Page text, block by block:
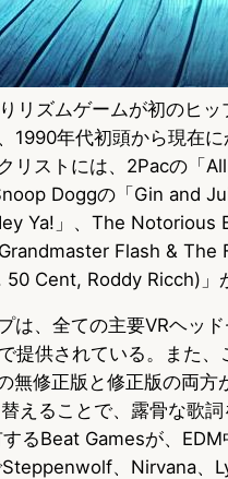
リズムゲームが初のヒ
1990年代初頭から現在
リストには、2Pacの「
Doggの「Gin and
Ya!」、The Notorious
Grandmaster Flash &
Cent, Roddy Ricch)」
は、全ての主要VRヘッ
提供されている。また
無修正版と修正版の両方
えることで、露骨な歌
るBeat Gamesが、
、Nirvana、